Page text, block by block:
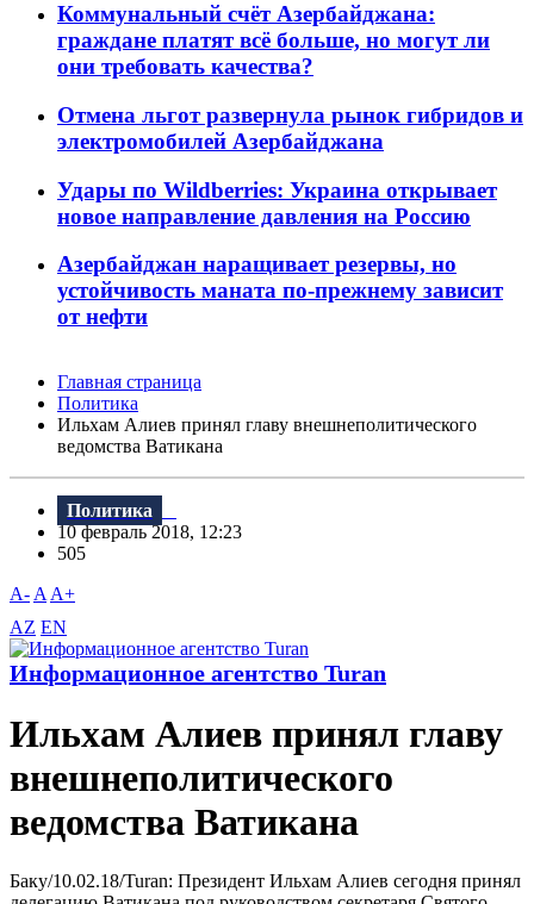
Коммунальный счёт Азербайджана:
граждане платят всё больше, но могут ли
они требовать качества?
Отмена льгот развернула рынок гибридов и
электромобилей Азербайджана
Удары по Wildberries: Украина открывает
новое направление давления на Россию
Азербайджан наращивает резервы, но
устойчивость маната по-прежнему зависит
от нефти
Главная страница
Политика
Ильхам Алиев принял главу внешнеполитического
ведомства Ватикана
Политика
10 февраль 2018, 12:23
505
A- A A+
AZ EN
Информационное агентство Turan
Ильхам Алиев принял главу
внешнеполитического
ведомства Ватикана
Баку/10.02.18/Turan: Президент Ильхам Алиев сегодня принял